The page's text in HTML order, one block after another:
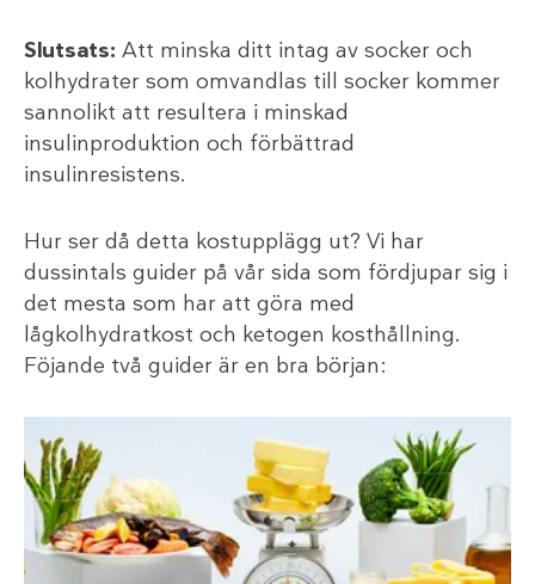
Slutsats: Att minska ditt intag av socker och
kolhydrater som omvandlas till socker kommer
sannolikt att resultera i minskad
insulinproduktion och förbättrad
insulinresistens.
Hur ser då detta kostupplägg ut? Vi har
dussintals guider på vår sida som fördjupar sig i
det mesta som har att göra med
lågkolhydratkost och ketogen kosthållning.
Föjande två guider är en bra början: